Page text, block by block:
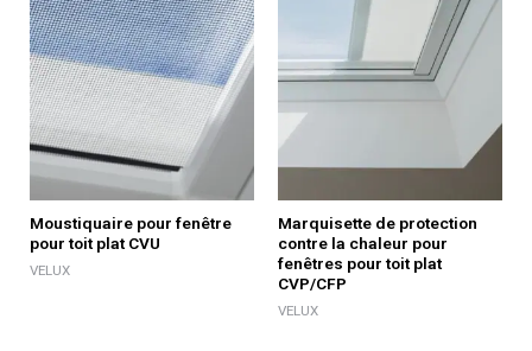
Moustiquaire pour fenêtre
pour toit plat CVU
VELUX
Marquisette de protection
contre la chaleur pour
fenêtres pour toit plat
CVP/CFP
VELUX